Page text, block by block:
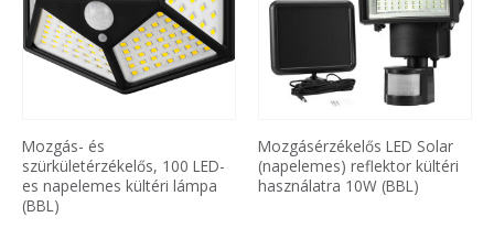
Mozgás- és
szürkületérzékelős, 100 LED-
es napelemes kültéri lámpa
(BBL)
Mozgásérzékelős LED Solar
(napelemes) reflektor kültéri
használatra 10W (BBL)